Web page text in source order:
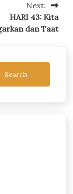
Next:
HARI 43: Kita
dan Taat
Search